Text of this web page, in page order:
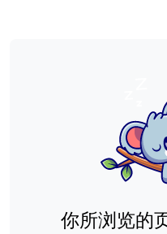
你所浏览的